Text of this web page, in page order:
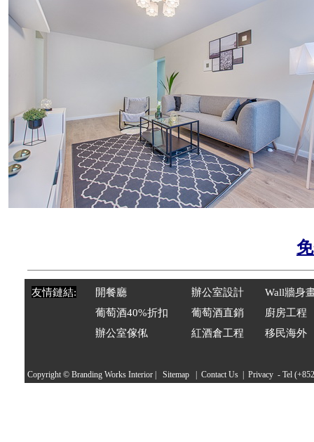
友情鏈結: 開餐廳 辦公室設計 Wall牆身
葡萄酒40%折扣
葡萄酒直銷
廚房工程
辦公室傢俬
紅酒倉工程 移民海外
Copyright © Branding Works Interior Sitemap Contact Us Privacy - Tel